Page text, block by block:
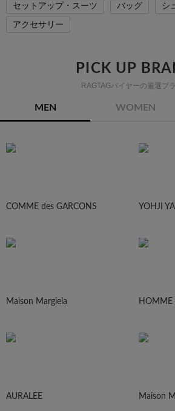
セットアップ・スーツ
バッグ シ
アクセサリー
PICK UP
RAGTAGバイヤーの厳選ブ
MEN WOMEN
COMME des GARCONS YOHJI
Maison Margiela HOMME
AURALEE Maison